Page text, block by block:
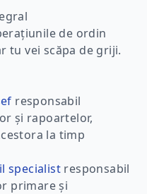
de ordin
tu vei scăpa de griji.
responsabil
și rapoartelor,
la timp
specialist responsabil
primare și